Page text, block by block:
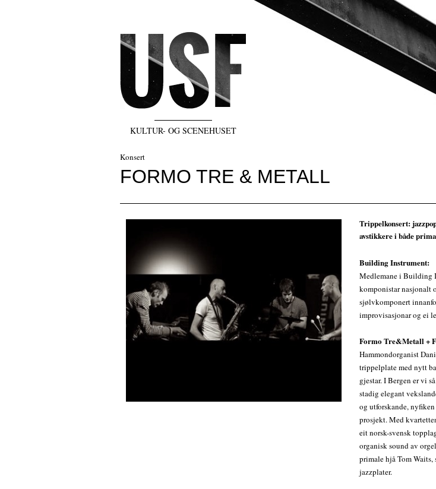
KULTUR- OG SCENEHUSET
Konsert
FORMO TRE & METALL
Trippelkonsert:
avstikkere i både
Building Instrument:
Medlemane i Building
komponistar nasjonalt
sjølvkomponert
improvisasjonar og ei
Formo Tre&Metall +
Hammondorganist
trippelplate med nytt
gjestar. I Bergen er vi
stadig elegant
og utforskande,
prosjekt. Med
eit norsk-svensk
organisk sound av
primale hjå Tom
jazzplater.